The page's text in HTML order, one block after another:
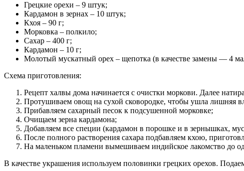
Грецкие орехи – 9 штук;
Кардамон в зернах – 10 штук;
Кхоя – 90 г;
Морковка – полкило;
Сахар – 400 г;
Кардамон – 10 г;
Молотый мускатный орех – щепотка (в качестве замены — 4
Схема приготовления:
Рецепт халвы дома начинается с очистки моркови. Далее
Протушиваем овощ на сухой сковородке, чтобы ушла лишняя
Прибавляем сахарный песок к подсушенной морковке;
Очищаем зерна кардамона;
Добавляем все специи (кардамон в порошке и в зернышках,
После полного растворения сахара подбавляем кхою,
На маленьком пламени вымешиваем индийское лакомство до
В качестве украшения используем половинки грецких орехов.